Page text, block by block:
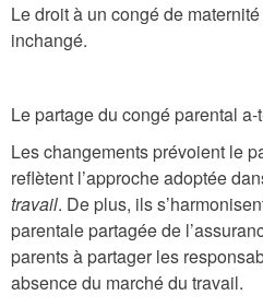
Le droit à un congé de
inchangé.
Le partage du congé parental
Les changements prévoient le
reflètent l’approche adoptée
travail. De plus, ils
parentale partagée de
parents à partager les
absence du marché du travail.